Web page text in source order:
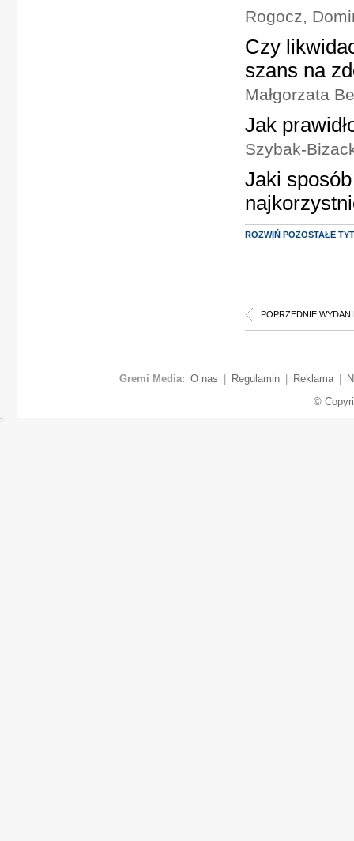
Rogocz,
Czy
szans na
Małgorzata
Jak
Szybak-
Jaki
ROZWIŃ POZOSTAŁE
POPRZEDNIE
Gremi Media: O nas Regulamin Reklama
©